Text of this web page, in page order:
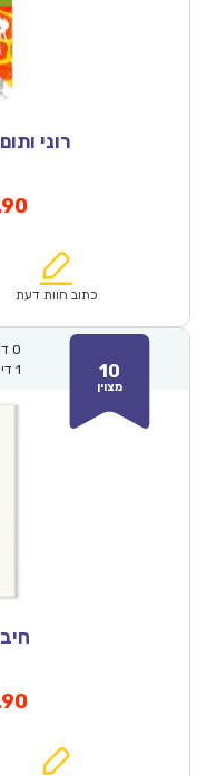
רוני ותום – 6 החקירה
₪70.00.
המחיר
הוא:
כתוב חוות דעת
10
מצוין
0
1
המחיר
הוא: